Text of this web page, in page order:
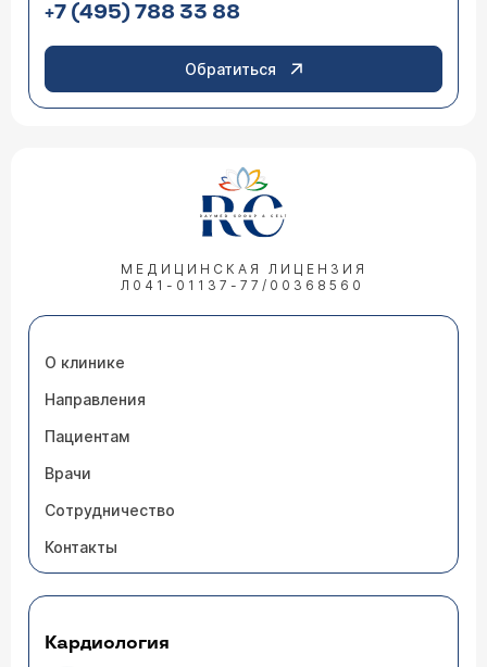
+7 (495) 788 33 88
Обратиться
МЕДИЦИНСКАЯ ЛИЦЕНЗИЯ
Л041-01137-77/00368560
О клинике
Направления
Пациентам
Врачи
Сотрудничество
Контакты
Кардиология